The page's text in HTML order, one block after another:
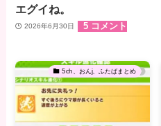
エグイね。
2026年6月30日 5 コメント
5ch、おんj、ふたばまとめ